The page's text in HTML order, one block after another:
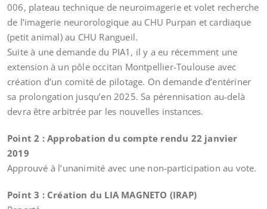
006, plateau technique de neuroimagerie et volet recherche
de l’imagerie neurorologique au CHU Purpan et cardiaque
(petit animal) au CHU Rangueil.
Suite à une demande du PIA1, il y a eu récemment une
extension à un pôle occitan Montpellier-Toulouse avec
création d’un comité de pilotage. On demande d’entériner
sa prolongation jusqu’en 2025. Sa pérennisation au-delà
devra être arbitrée par les nouvelles instances.
Point 2 : Approbation du compte rendu 22 janvier
2019
Approuvé à l’unanimité avec une non-participation au vote.
Point 3 : Création du LIA MAGNETO (IRAP)